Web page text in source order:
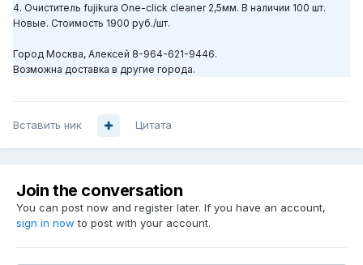
4. Очиститель fujikura One-click cleaner 2,5мм. В наличии 100 шт.
Новые. Стоимость 1900 руб./шт.
Город Москва, Алексей 8-964-621-9446.
Возможна доставка в другие города.
Вставить ник Цитата
Join the conversation
You can post now and register later. If you have an account,
sign in now to post with your account.